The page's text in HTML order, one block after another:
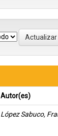
Autor(es)
López Sabuco,